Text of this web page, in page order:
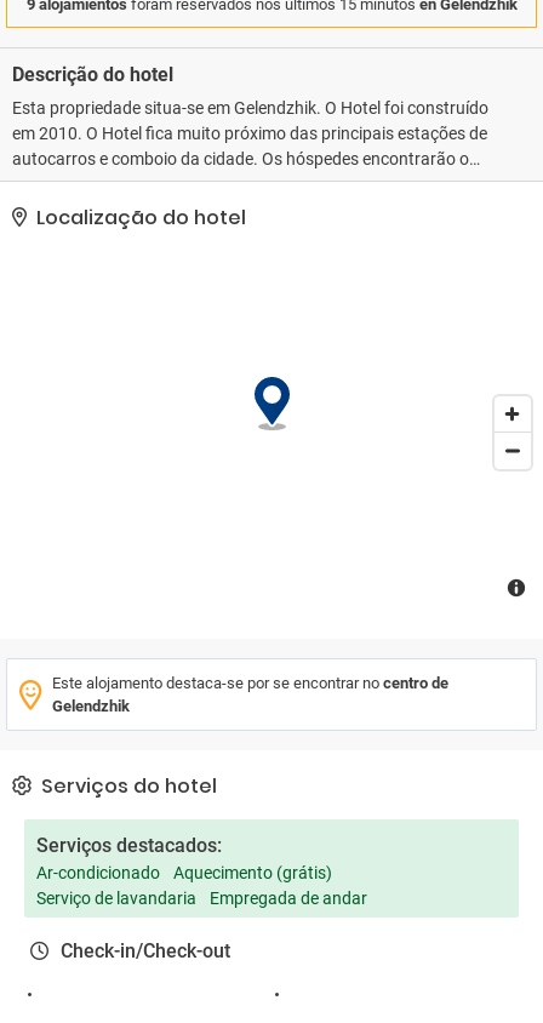
9 alojamientos foram reservados nos últimos 15 minutos en Gelendzhik
Descrição do hotel
Esta propriedade situa-se em Gelendzhik. O Hotel foi construído
em 2010. O Hotel fica muito próximo das principais estações de
autocarros e comboio da cidade. Os hóspedes encontrarão o
aeroporto a uma curta distância. A praia fica a apenas alguns
metros de distância do Hotel .
Localização do hotel
Este alojamento destaca-se por se encontrar no centro de
Gelendzhik
Serviços do hotel
Serviços destacados:
Ar-condicionado
Aquecimento (grátis)
Serviço de lavandaria
Empregada de andar
Check-in/Check-out